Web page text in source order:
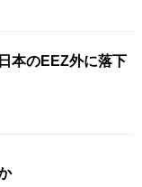
本のEEZ外に落下